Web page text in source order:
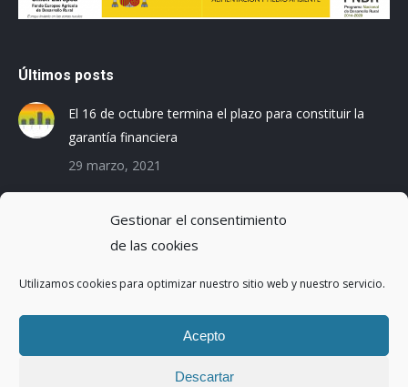
Gestionar el consentimiento
de las cookies
Utilizamos cookies para optimizar nuestro sitio web y nuestro servicio.
Acepto
Descartar
Últimos posts
El 16 de octubre termina el plazo para constituir la
garantía financiera
29 marzo, 2021
de la Huella de Carbono
3 diciembre, 2019
Reduciendo la Huella Hídrica en una planta de
montaje de coches